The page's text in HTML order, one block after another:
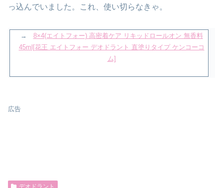
っ込んでいました。これ、使い切らなきゃ。
→ 8×4(エイトフォー) 高密着ケア リキッドロールオン 無香料
45ml[花王 エイトフォー デオドラント 直塗りタイプ ケンコーコ
ム]
広告
デオドラント